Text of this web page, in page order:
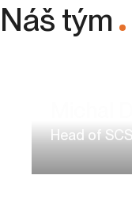
Náš tým
.
Head of SCS